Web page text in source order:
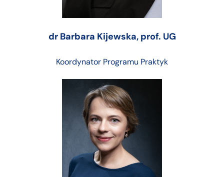
dr Barbara Kijewska, prof. UG
Koordynator Programu Praktyk